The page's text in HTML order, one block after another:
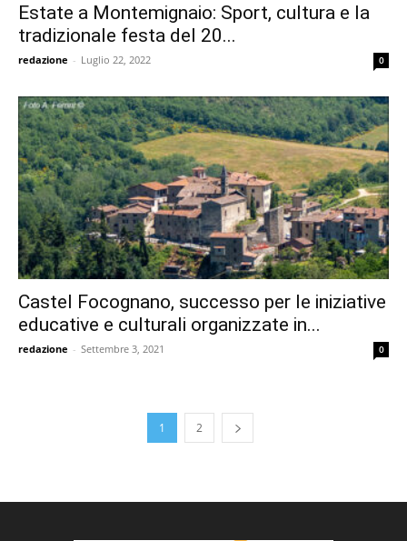
Estate a Montemignaio: Sport, cultura e la
tradizionale festa del 20...
redazione - Luglio 22, 2022 0
Castel Focognano, successo per le iniziative
educative e culturali organizzate in...
redazione - Settembre 3, 2021 0
1 2